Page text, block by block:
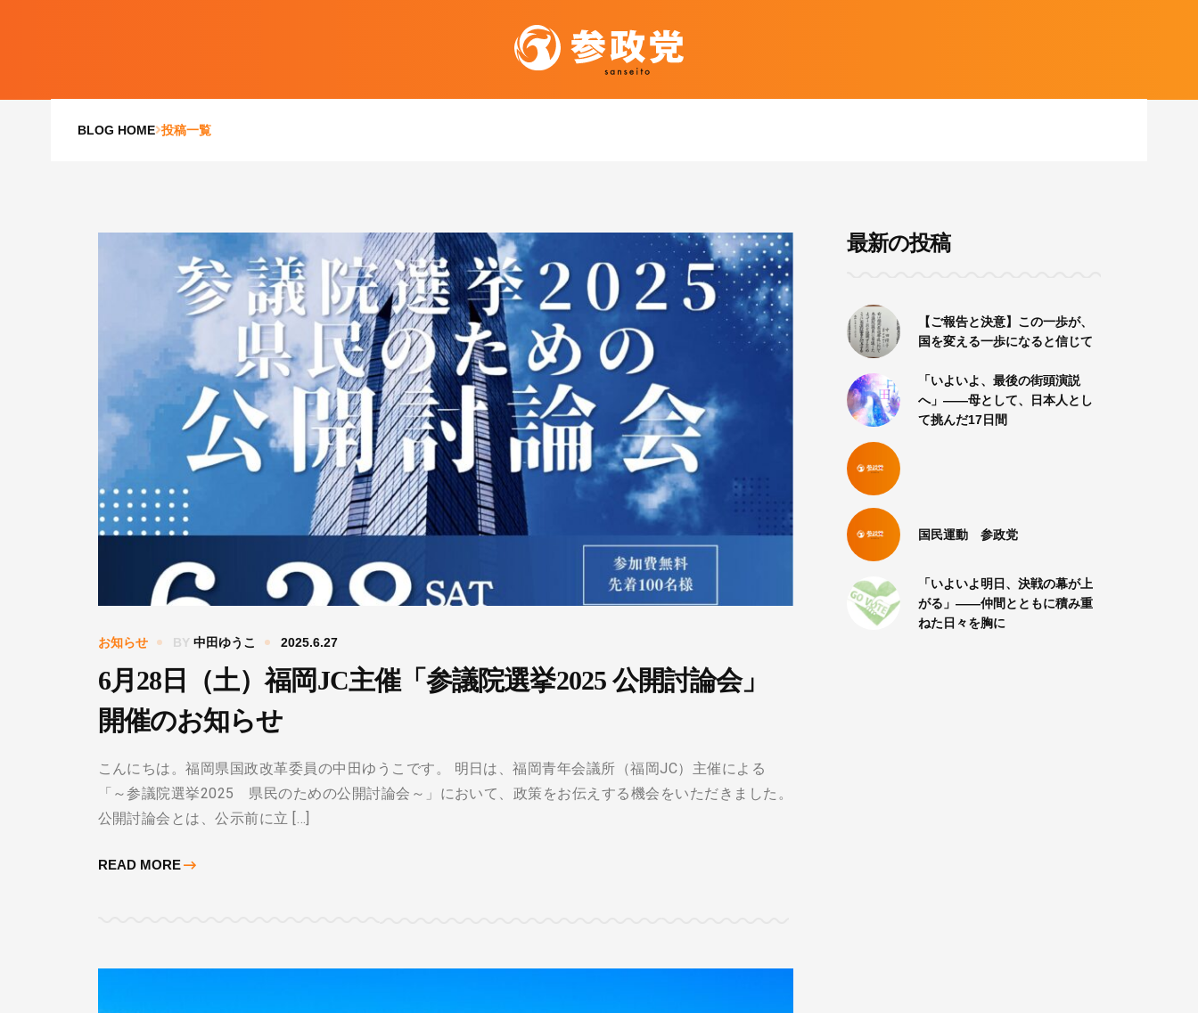
BLOG HOME 投稿一覧
お知らせ BY 中田ゆうこ 2025.6.27
6月28日（土）福岡JC主催「参議院選挙2025 公開討論会」
開催のお知らせ
こんにちは。福岡県国政改革委員の中田ゆうこです。 明日は、福岡青年会議所（福岡JC）主催による
「～参議院選挙2025 県民のための公開討論会～」において、政策をお伝えする機会をいただきました。
公開討論会とは、公示前に立 […]
READ MORE
最新の投稿
【ご報告と決意】この一歩が、
国を変える一歩になると信じて
「いよいよ、最後の街頭演説
へ」――母として、日本人とし
て挑んだ17日間
国民運動 参政党
「いよいよ明日、決戦の幕が上
がる」――仲間とともに積み重
ねた日々を胸に